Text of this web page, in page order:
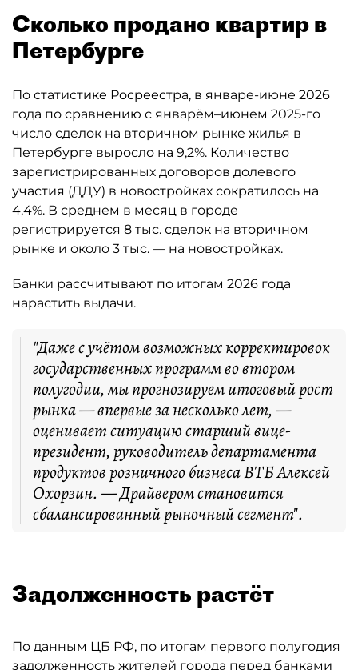
Сколько продано квартир в
Петербурге
По статистике Росреестра, в январе-июне 2026
года по сравнению с январём–июнем 2025-го
число сделок на вторичном рынке жилья в
Петербурге выросло на 9,2%. Количество
зарегистрированных договоров долевого
участия (ДДУ) в новостройках сократилось на
4,4%. В среднем в месяц в городе
регистрируется 8 тыс. сделок на вторичном
рынке и около 3 тыс. — на новостройках.
Банки рассчитывают по итогам 2026 года
нарастить выдачи.
"Даже с учётом возможных корректировок
государственных программ во втором
полугодии, мы прогнозируем итоговый рост
рынка — впервые за несколько лет, —
оценивает ситуацию старший вице-
президент, руководитель департамента
продуктов розничного бизнеса ВТБ Алексей
Охорзин. — Драйвером становится
сбалансированный рыночный сегмент".
Задолженность растёт
По данным ЦБ РФ, по итогам первого полугодия
задолженность жителей города перед банками